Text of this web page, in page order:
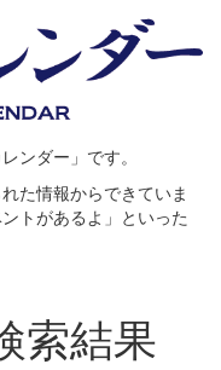
ンダー」です。
た情報からできていま
トがあるよ」といった
索結果